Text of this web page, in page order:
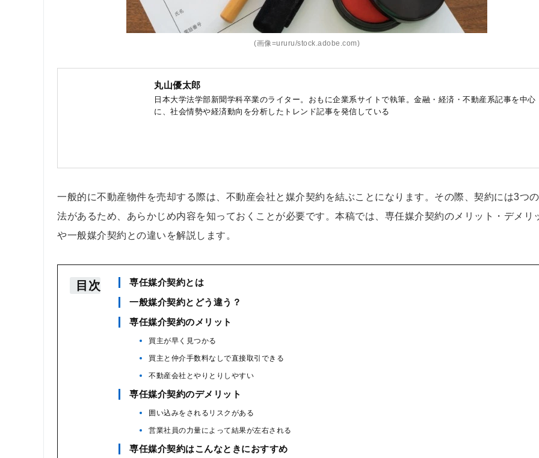
(画像=ururu/stock.adobe.com)
丸山優太郎
日本大学法学部新聞学科卒業のライター。おもに企業系サイトで執筆。金融・経済・不動産系記事を中心
に、社会情勢や経済動向を分析したトレンド記事を発信している
一般的に不動産物件を売却する際は、不動産会社と媒介契約を結ぶことになります。その際、契約には3つ
法があるため、あらかじめ内容を知っておくことが必要です。本稿では、専任媒介契約のメリット・デメリ
や一般媒介契約との違いを解説します。
目次
専任媒介契約とは
一般媒介契約とどう違う？
専任媒介契約のメリット
買主が早く見つかる
買主と仲介手数料なしで直接取引できる
不動産会社とやりとりしやすい
専任媒介契約のデメリット
囲い込みをされるリスクがある
営業社員の力量によって結果が左右される
専任媒介契約はこんなときにおすすめ